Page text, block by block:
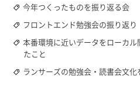
今年つくったものを振り返る会
フロントエンド勉強会の振り返り
本番環境に近いデータをローカ
たこと
ランサーズの勉強会・読書会文化